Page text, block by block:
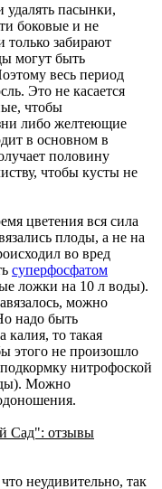
удалять пасынки,
боковые и не
только забирают
могут быть
весь период
Это не касается
чтобы
либо желтеющие
в основном в
половину
чтобы кусты не
цветения вся сила
плоды, а не на
во вред
суперфосфатом
ложки на 10 л воды).
можно
надо быть
калия, то такая
этого не произошло
нитрофоской
Можно
Сад": отзывы
неудивительно, так